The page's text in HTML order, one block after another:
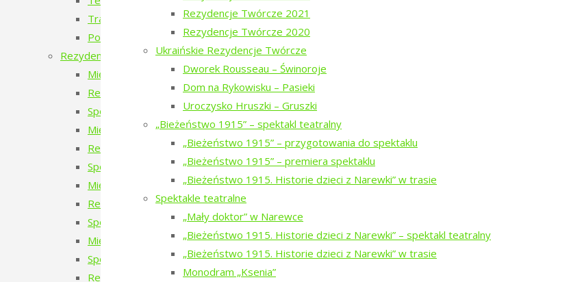
Rezydencje Twórcze 2021
Rezydencje Twórcze 2020
Ukraińskie Rezydencje Twórcze
Dworek Rousseau – Świnoroje
Dom na Rykowisku – Pasieki
Uroczysko Hruszki – Gruszki
„Bieżeństwo 1915” – spektakl teatralny
„Bieżeństwo 1915” – przygotowania do spektaklu
„Bieżeństwo 1915” – premiera spektaklu
„Bieżeństwo 1915. Historie dzieci z Narewki” w trasie
Spektakle teatralne
„Mały doktor” w Narewce
„Bieżeństwo 1915. Historie dzieci z Narewki” ⁠–⁠ spektakl teatralny
„Bieżeństwo 1915. Historie dzieci z Narewki” w trasie
Monodram „Ksenia”
Transport publiczny – przyszłość czy wykluczenie?
Podlaskie ławeczki. To tu jest magia Podlasia.
Rezydencje twórcze
Międzynarodowe Rezydencje Twórcze 2026
Rezydencje Twórcze 2026
Spotkanie z uczestnikami Międzynarodowych Rezydencji Twórczych 2026
Międzynarodowe Rezydencje Twórcze 2025
Rezydencje Twórcze 2025
Spotkanie z uczestnikami Międzynarodowych Rezydencji Twórczych 2025
Międzynarodowe Rezydencje Twórcze 2024
Rezydencje Twórcze 2024
Spotkanie z uczestnikami Międzynarodowych Rezydencji Twórczych 2024
Międzynarodowe Rezydencje Twórcze 2023
Spotkanie z uczestnikami Międzynarodowych Rezydencji Twórczych w Puszczy Białowieskiej 2023
Rezydencje Twórcze 2023